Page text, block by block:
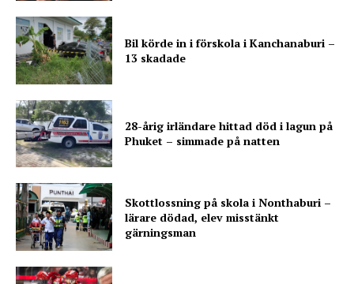
Bil körde in i förskola i Kanchanaburi –
13 skadade
28-årig irländare hittad död i lagun på
Phuket – simmade på natten
Skottlossning på skola i Nonthaburi –
lärare dödad, elev misstänkt
gärningsman